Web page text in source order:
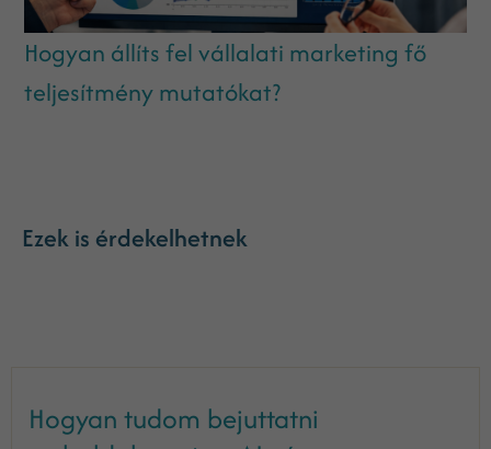
Hogyan állíts fel vállalati marketing fő
teljesítmény mutatókat?
Ezek is érdekelhetnek
Hogyan tudom bejuttatni